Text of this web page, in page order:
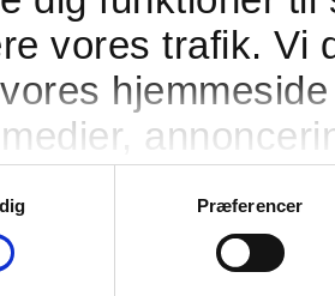
vores trafik. Vi
du har givet
af deres
Præferencer